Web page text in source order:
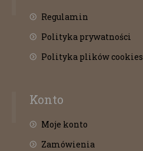
Regulamin
Polityka prywatności
Polityka plików cookies
Konto
Moje konto
Zamówienia